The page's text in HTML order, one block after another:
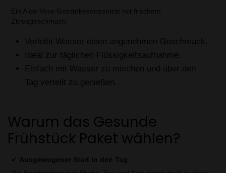
Ein Aloe-Vera-Getränkekonzentrat mit frischem
Zitrusgeschmack.
Verleiht Wasser einen angenehmen Geschmack.
Ideal zur täglichen Flüssigkeitsaufnahme.
Einfach mit Wasser zu mischen und über den
Tag verteilt zu genießen.
Warum das Gesunde
Frühstück Paket wählen?
✔ Ausgewogener Start in den Tag